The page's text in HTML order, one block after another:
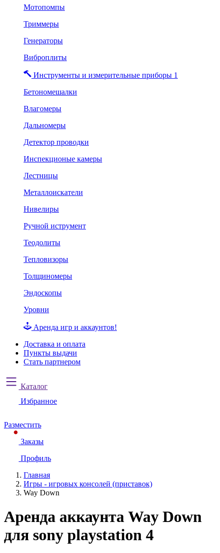
Мотопомпы
Триммеры
Генераторы
Виброплиты
Инструменты и измерительные приборы 1
Бетономешалки
Влагомеры
Дальномеры
Детектор проводки
Инспекционые камеры
Лестницы
Металлоискатели
Нивелиры
Ручной иструмент
Теодолиты
Тепловизоры
Толщиномеры
Эндоскопы
Уровни
Аренда игр и аккаунтов!
Доставка и оплата
Пункты выдачи
Стать партнером
Каталог
Избранное
Разместить
Заказы
Профиль
Главная
Игры - игровых консолей (приставок)
Way Down
Аренда аккаунта Way Down
для sony playstation 4